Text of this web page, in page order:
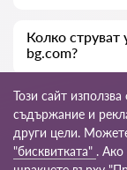
посетителите в
предоставяни от
Колко струват
bg.com?
Цената на
специалисти
работа;
е от 35 до 45 €.
индивидуално.
Този сайт
съдържание и
други цели.
"бисквитката" . Ако